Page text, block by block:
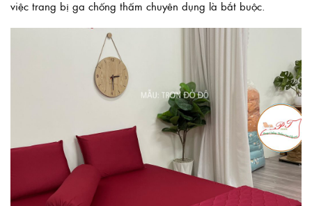
việc trang bị ga chống thấm chuyên dụng là bắt buộc.